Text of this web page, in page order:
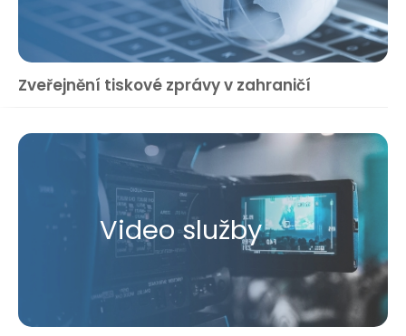
Zveřejnění tiskové zprávy v zahraničí
Video služby